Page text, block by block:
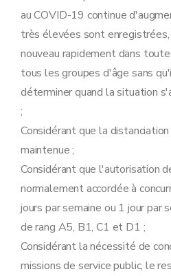
au COVID-19 continue
très élevées sont enregistrées,
nouveau rapidement dans
tous les groupes d'âge sans
déterminer quand la situation
;
Considérant que la
maintenue ;
Considérant que l'autorisation
normalement accordée à
jours par semaine ou 1 jour par
de rang A5, B1, C1 et D1 ;
Considérant la nécessité de
missions de service public, le